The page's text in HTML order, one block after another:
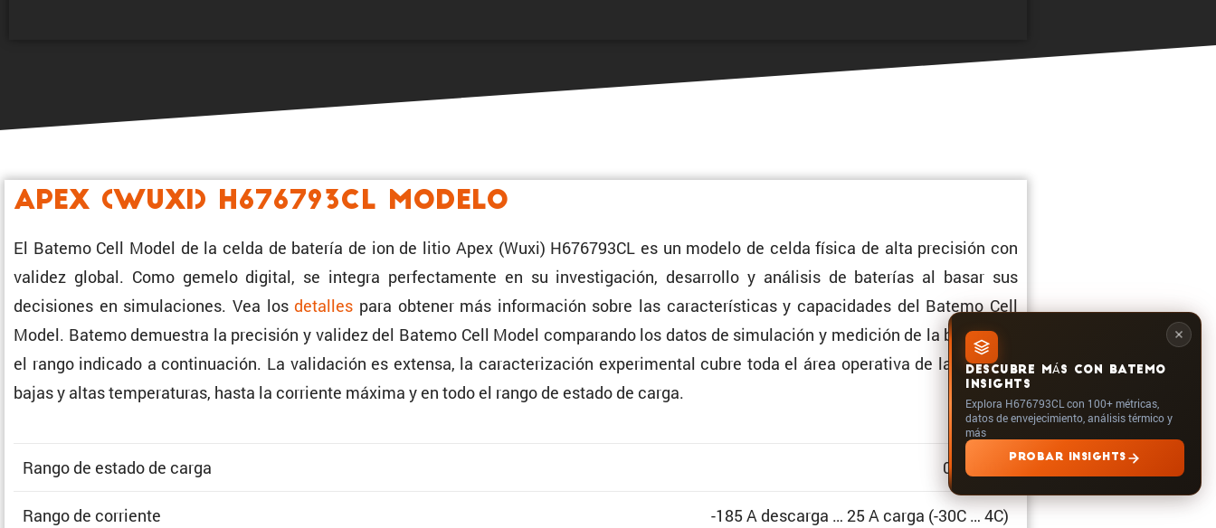
DESCUBRE MÁS CON BATEMO
INSIGHTS
Explora H676793CL con 100+ métricas,
datos de envejecimiento, análisis térmico y
más
PROBAR INSIGHTS
Apex (Wuxi) H676793CL Modelo
El Batemo Cell Model de la celda de batería de ion de litio Apex (Wuxi) H676793CL es un modelo de celda física de alta preci­sión con
validez global. Como gemelo digital, se integra perfec­ta­mente en su inves­ti­ga­ción, desarrollo y análisis de baterías al basar sus
decisiones en simula­ciones. Vea losdetalles para obtener más infor­ma­ción sobre las carac­te­rís­ticas y capaci­dades del Batemo Cell
Model. Batemo demuestra la preci­sión y validez del Batemo Cell Model compa­rando los datos de simula­ción y medición de la batería en
el rango indicado a conti­nua­ción. La valida­ción es extensa, la carac­te­ri­za­ción experi­mental cubre toda el área opera­tiva de la celda: A
bajas y altas tempe­ra­turas, hasta la corriente máxima y en todo el rango de estado de carga.
Rango de estado de carga 0 … 100%
Rango de corriente -185 A descarga … 25 A carga (-30C … 4C)